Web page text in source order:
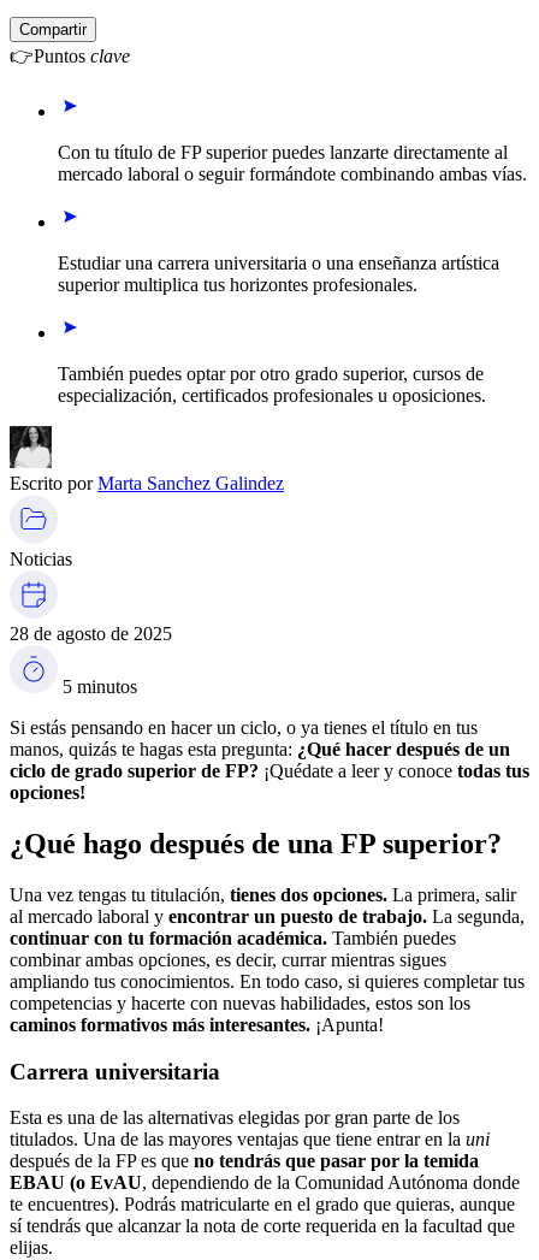
Compartir
👉Puntos clave
Con tu título de FP superior puedes lanzarte directamente al
mercado laboral o seguir formándote combinando ambas vías.
Estudiar una carrera universitaria o una enseñanza artística
superior multiplica tus horizontes profesionales.
También puedes optar por otro grado superior, cursos de
especialización, certificados profesionales u oposiciones.
Escrito porMarta Sanchez Galindez
Noticias
28 de agosto de 2025
5 minutos
Si estás pensando en hacer un ciclo, o ya tienes el título en tus
manos, quizás te hagas esta pregunta: ¿Qué hacer después de un
ciclo de grado superior de FP? ¡Quédate a leer y conoce todas tus
opciones!
¿Qué hago después de una FP superior?
Una vez tengas tu titulación, tienes dos opciones. La primera, salir
al mercado laboral y encontrar un puesto de trabajo. La segunda,
continuar con tu formación académica. También puedes
combinar ambas opciones, es decir, currar mientras sigues
ampliando tus conocimientos. En todo caso, si quieres completar tus
competencias y hacerte con nuevas habilidades, estos son los
caminos formativos más interesantes. ¡Apunta!
Carrera universitaria
Esta es una de las alternativas elegidas por gran parte de los
titulados. Una de las mayores ventajas que tiene entrar en la uni
después de la FP es que no tendrás que pasar por la temida
EBAU (o EvAU, dependiendo de la Comunidad Autónoma donde
te encuentres). Podrás matricularte en el grado que quieras, aunque
sí tendrás que alcanzar la nota de corte requerida en la facultad que
elijas.